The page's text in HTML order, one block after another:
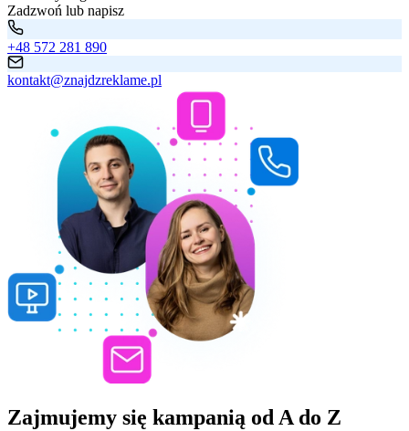
Zadzwoń lub napisz
+48 572 281 890
kontakt@znajdzreklame.pl
Zajmujemy się kampanią od A do Z